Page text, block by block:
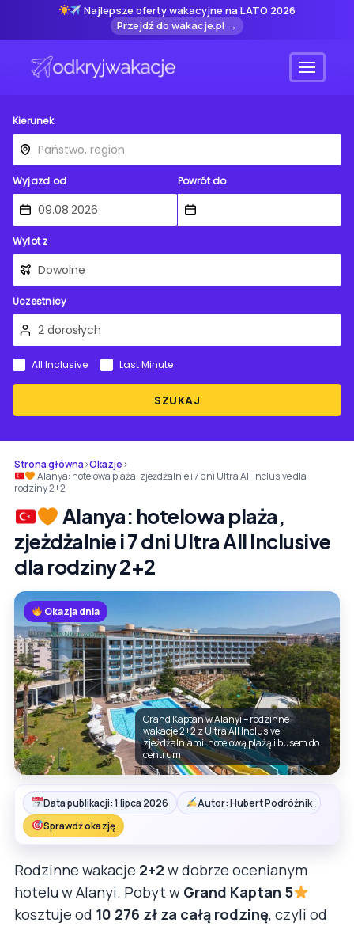
Najlepsze oferty wakacyjne na LATO 2026
Przejdź do wakacje.pl →
Menu
Kierunek
Wyjazd od Powrót do
Wylot z
Uczestnicy
SZUKAJ
All Inclusive Last Minute
Strona główna›Okazje›
Alanya: hotelowa plaża, zjeżdżalnie i 7 dni Ultra All Inclusive dla
rodziny 2+2
Alanya: hotelowa plaża,
zjeżdżalnie i 7 dni Ultra All Inclusive
dla rodziny 2+2
Okazja dnia
Grand Kaptan w Alanyi – rodzinne
wakacje 2+2 z Ultra All Inclusive,
zjeżdżalniami, hotelową plażą i busem do
centrum
Data publikacji: 1 lipca 2026
Autor: Hubert Podróżnik
Sprawdź okazję
Rodzinne wakacje 2+2 w dobrze ocenianym
hotelu w Alanyi. Pobyt w Grand Kaptan 5
kosztuje od 10 276 zł za całą rodzinę, czyli od